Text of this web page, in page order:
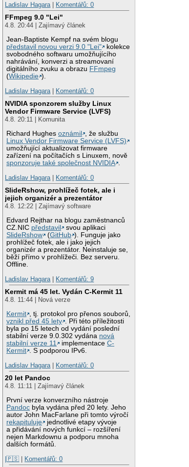
Ladislav Hagara
Komentářů: 0
FFmpeg 9.0 "Lei"
4.8. 20:44 | Zajímavý článek
Jean-Baptiste Kempf na svém blogu
představil novou verzi 9.0 "Lei"
kolekce
svobodného softwaru umožňujícího
nahrávání, konverzi a streamovaní
digitálního zvuku a obrazu FFmpeg
(Wikipedie ).
Ladislav Hagara
Komentářů: 0
NVIDIA sponzorem služby Linux
Vendor Firmware Service (LVFS)
4.8. 20:11 | Komunita
Richard Hughesoznámil
, že službu
Linux Vendor Firmware Service (LVFS)
umožňující aktualizovat firmware
zařízení na počítačích s Linuxem, nově
sponzoruje také společnost NVIDIA .
Ladislav Hagara | Komentářů: 0
SlideRshow, prohlížeč fotek, ale i
jejich organizér a prezentátor
4.8. 12:22 | Zajímavý software
Edvard Rejthar na blogu zaměstnanců
CZ.NIC představil
svou aplikaci
SlideRshow
(GitHub ). Funguje jako
prohlížeč fotek, ale i jako jejich
organizér a prezentátor. Neinstaluje se,
běží přímo v prohlížeči. Bez serveru.
Offline.
Ladislav Hagara | Komentářů: 9
Kermit má 45 let. Vydán C-Kermit 11
4.8. 11:44 | Nová verze
Kermit , tj. protokol pro přenos souborů,
vznikl před 45 lety . Při této příležitosti
byla po 15 letech od vydání poslední
stabilní verze 9.0.302 vydána nová
stabilní verze 11
implementaceC-
Kermit . S podporou IPv6.
Ladislav Hagara | Komentářů: 0
20 let Pandoc
4.8. 11:11 | Zajímavý článek
První verze konverzního nástroje
Pandoc byla vydána před 20 lety. Jeho
autor John MacFarlane při tomto výročí
rekapituluje
jednotlivé etapy vývoje
a přidávání nových funkcí – rozšíření
nejen Markdownu a podporu mnoha
dalších formátů.
|🇵🇸 | Komentářů: 0